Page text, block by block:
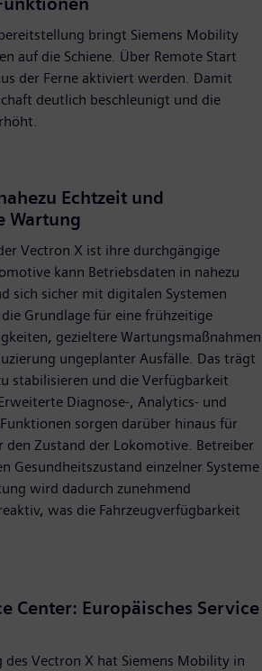
bringt Siemens Mobility
auf die Schiene. Über Remote Start
der Ferne aktiviert werden. Damit
deutlich beschleunigt und die
Echtzeit und
Wartung
Vectron X ist ihre durchgängige
kann Betriebsdaten in nahezu
sich sicher mit digitalen Systemen
Grundlage für eine frühzeitige
gezieltere Wartungsmaßnahmen
ungeplanter Ausfälle. Das trägt
stabilisieren und die Verfügbarkeit
Diagnose-, Analytics- und
sorgen darüber hinaus für
den Zustand der Lokomotive. Betreiber
Gesundheitszustand einzelner Systeme
wird dadurch zunehmend
was die Fahrzeugverfügbarkeit
Center: Europäisches Service
des Vectron X hat Siemens Mobility in